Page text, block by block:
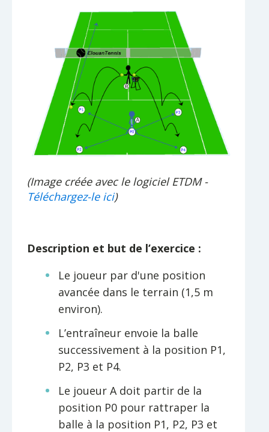
(Image créée avec le logiciel ETDM -
Téléchargez-le ici)
Description et but de l’exercice :
Le joueur par d'une position
avancée dans le terrain (1,5 m
environ).
L’entraîneur envoie la balle
successivement à la position P1,
P2, P3 et P4.
Le joueur A doit partir de la
position P0 pour rattraper la
balle à la position P1, P2, P3 et